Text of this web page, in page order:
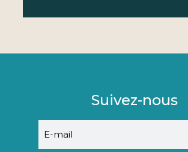
Suivez-nous
mail